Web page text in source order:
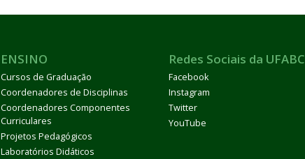
ENSINO
Cursos de Graduação
Coordenadores de Disciplinas
Coordenadores Componentes
Curriculares
Projetos Pedagógicos
Laboratórios Didáticos
Redes Sociais da UFABC
Facebook
Instagram
Twitter
YouTube